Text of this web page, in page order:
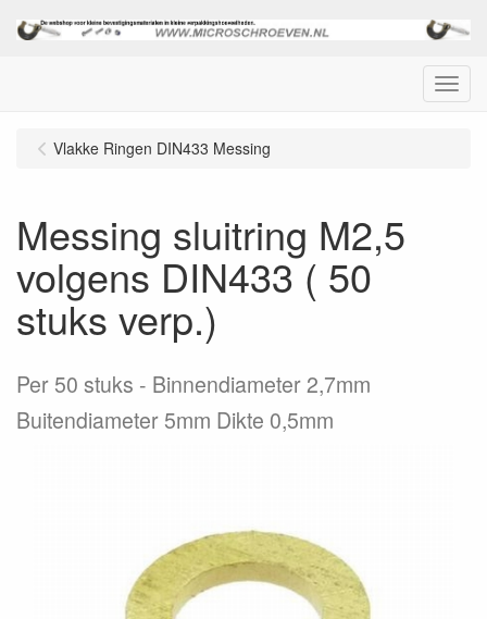
Menu
Vlakke Ringen DIN433 Messing
Messing sluitring M2,5
volgens DIN433 ( 50
stuks verp.)
Per 50 stuks
Binnendiameter 2,7mm
Buitendiameter 5mm Dikte 0,5mm